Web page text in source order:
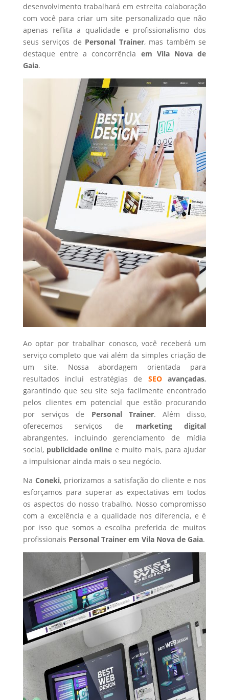
desenvolvimento trabalhará em estreita colaboração
com você para criar um site personalizado que não
apenas reflita a qualidade e profissionalismo dos
seus serviços de Personal Trainer, mas também se
destaque entre a concorrência em Vila Nova de
Gaia.
Ao optar por trabalhar conosco, você receberá um
serviço completo que vai além da simples criação de
um site. Nossa abordagem orientada para
resultados inclui estratégias de SEOavançadas,
garantindo que seu site seja facilmente encontrado
pelos clientes em potencial que estão procurando
por serviços de Personal Trainer. Além disso,
oferecemos serviços de marketing digital
abrangentes, incluindo gerenciamento de mídia
social, publicidade online e muito mais, para ajudar
a impulsionar ainda mais o seu negócio.
Na Coneki, priorizamos a satisfação do cliente e nos
esforçamos para superar as expectativas em todos
os aspectos do nosso trabalho. Nosso compromisso
com a excelência e a qualidade nos diferencia, e é
por isso que somos a escolha preferida de muitos
profissionais Personal Trainerem Vila Nova de Gaia.